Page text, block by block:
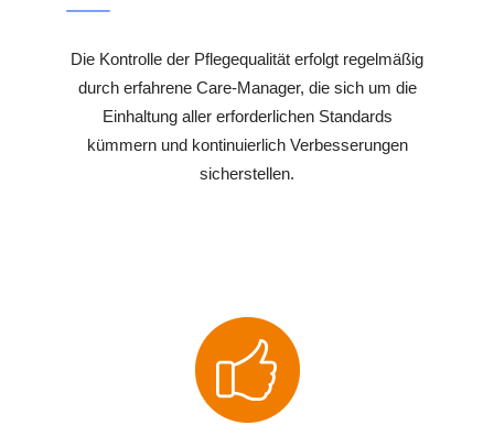
Die Kontrolle der Pflegequalität erfolgt regelmäßig
durch erfahrene Care-Manager, die sich um die
Einhaltung aller erforderlichen Standards
kümmern und kontinuierlich Verbesserungen
sicherstellen.